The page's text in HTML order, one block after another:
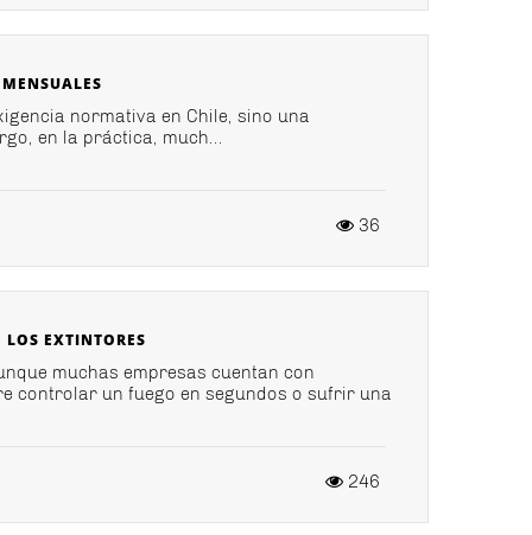
normativa en Chile, sino una
en la práctica, much...
36
LOS EXTINTORES
muchas empresas cuentan con
controlar un fuego en segundos o sufrir una
246